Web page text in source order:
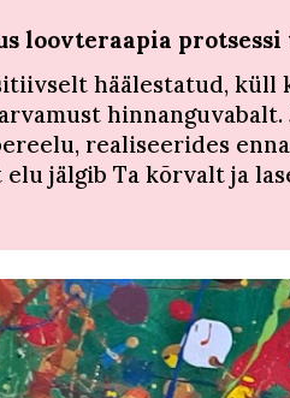
loovteraapia protsessi
häälestatud,
realiseerides
jälgib Ta kõrvalt ja